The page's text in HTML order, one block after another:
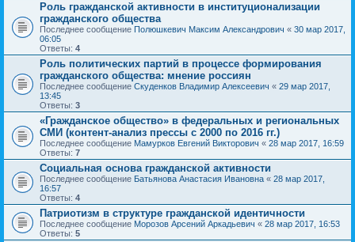
Роль гражданской активности в институционализации
гражданского общества
Последнее сообщение Полюшкевич Максим Александрович « 30 мар 2017,
06:05
Ответы: 4
Роль политических партий в процессе формирования
гражданского общества: мнение россиян
Последнее сообщение Скуденков Владимир Алексеевич « 29 мар 2017,
13:45
Ответы: 3
«Гражданское общество» в федеральных и региональных
СМИ (контент-анализ прессы с 2000 по 2016 гг.)
Последнее сообщение Мамурков Евгений Викторович « 28 мар 2017, 16:59
Ответы: 7
Социальная основа гражданской активности
Последнее сообщение Батьянова Анастасия Ивановна « 28 мар 2017,
16:57
Ответы: 4
Патриотизм в структуре гражданской идентичности
Последнее сообщение Морозов Арсений Аркадьевич « 28 мар 2017, 16:53
Ответы: 5